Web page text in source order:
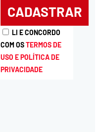
LI E CONCORDO
COM OSTERMOS DE
USO E POLÍTICA DE
PRIVACIDADE